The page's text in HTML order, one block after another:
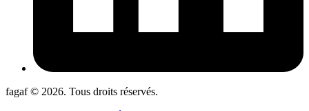
fagaf © 2026. Tous droits réservés.